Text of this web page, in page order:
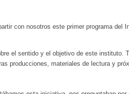
con nosotros este primer programa del
el sentido y el objetivo de este instituto.
producciones, materiales de lectura y